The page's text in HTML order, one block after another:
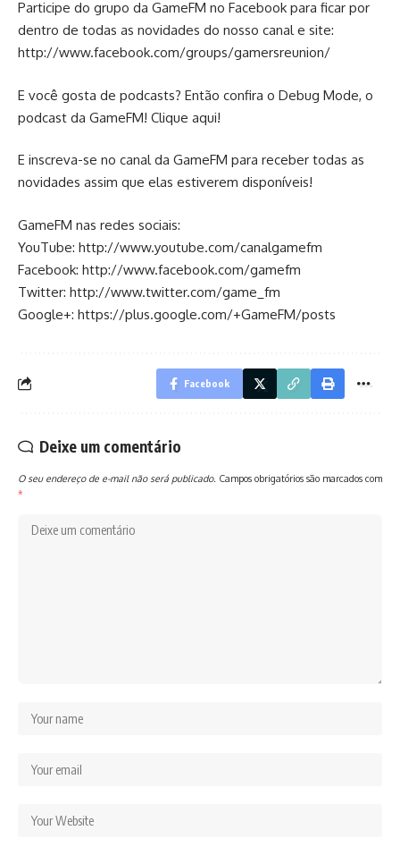
Participe do grupo da GameFM no Facebook para ficar por
dentro de todas as novidades do nosso canal e site:
http://www.facebook.com/groups/gamersreunion/
E você gosta de podcasts? Então confira o Debug Mode, o
podcast da GameFM! Clique aqui!
E inscreva-se no canal da GameFM para receber todas as
novidades assim que elas estiverem disponíveis!
GameFM nas redes sociais:
YouTube: http://www.youtube.com/canalgamefm
Facebook: http://www.facebook.com/gamefm
Twitter: http://www.twitter.com/game_fm
Google+: https://plus.google.com/+GameFM/posts
Facebook
Deixe um comentário
O seu endereço de e-mail não será publicado. Campos obrigatórios são marcados com
*